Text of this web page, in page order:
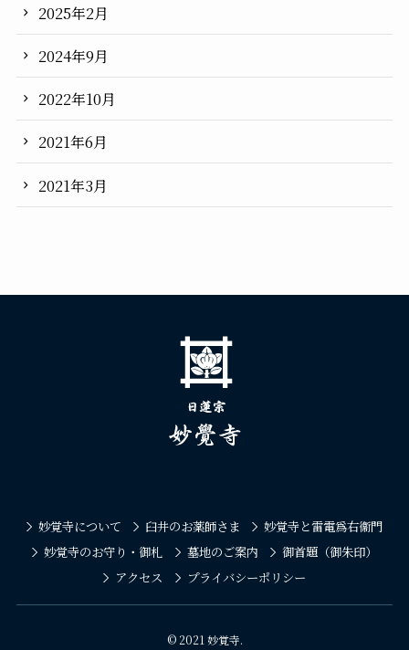
2025年2月
2024年9月
2022年10月
2021年6月
2021年3月
妙覚寺について 臼井のお薬師さま
妙覚寺と雷電爲右衞門
妙覚寺のお守り・御札
墓地のご案内
御首題（御朱印）
アクセス
プライバシーポリシー
©2021 妙覚寺.